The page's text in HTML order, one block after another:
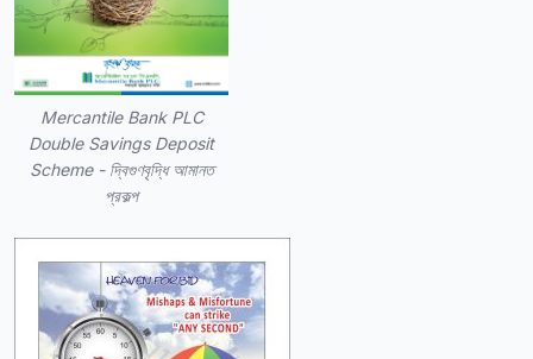
Mercantile Bank PLC
Double Savings Deposit
Scheme - দ্বিগুণবৃদ্ধি আমানত
প্রকল্প